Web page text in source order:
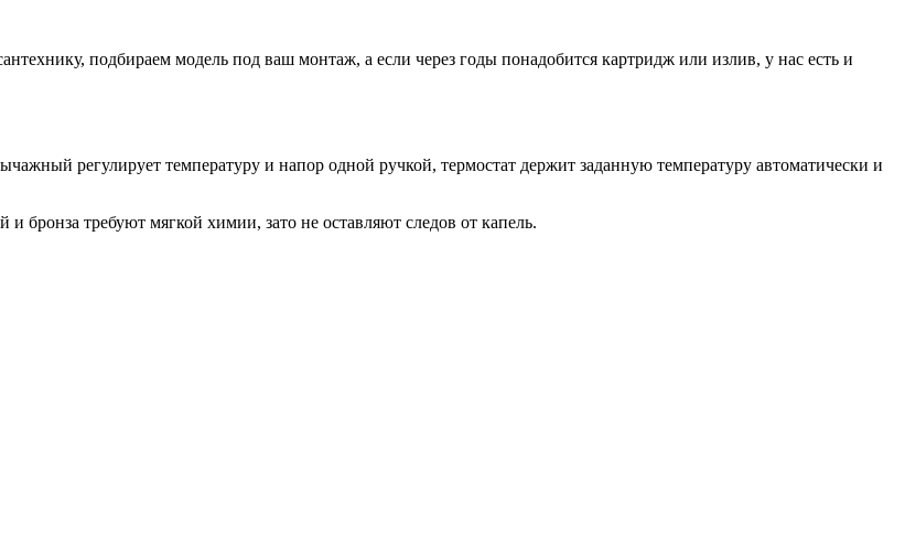
подбираем модель под ваш монтаж, а если через годы понадобится картридж или излив, у нас есть и
регулирует температуру и напор одной ручкой, термостат держит заданную температуру автоматически и
бронза требуют мягкой химии, зато не оставляют следов от капель.